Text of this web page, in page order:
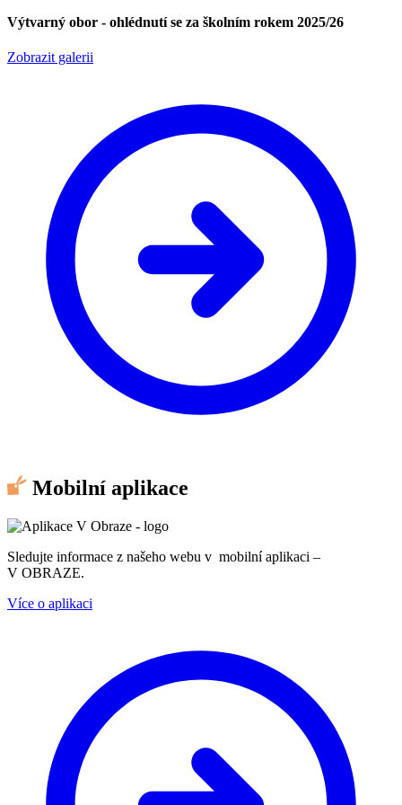
Výtvarný obor - ohlédnutí se za školním rokem 2025/26
Zobrazit galerii
Mobilní aplikace
Sledujte informace z našeho webu v mobilní aplikaci –
V OBRAZE.
Více o aplikaci